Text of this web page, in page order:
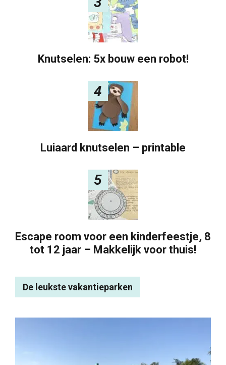
Knutselen: 5x bouw een robot!
4
Luiaard knutselen – printable
5
Escape room voor een kinderfeestje, 8
tot 12 jaar – Makkelijk voor thuis!
De leukste vakantieparken